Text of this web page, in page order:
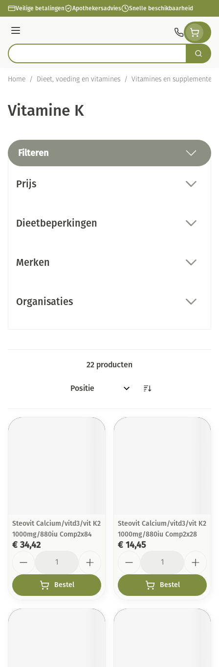
Ga naar de inhoud
Veilige betalingen Apothekersadvies Snelle beschikbaarheid
Menu
Product, merk, categorie... Zoek
Home / Dieet, voeding en vitamines / Vitamines en supplementen
Vitamine K
Filteren
Prijs
Dieetbeperkingen
Merken
Organisaties
22 producten
Sorteer op:
Steovit Calcium/vitd3/vit K2
1000mg/880iu Comp2x84
€ 34,42
Bestel
Steovit Calcium/vitd3/vit K2
1000mg/880iu Comp2x28
€ 14,45
Bestel